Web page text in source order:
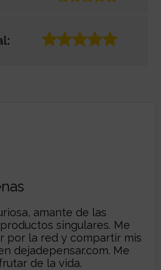
amante de las
singulares. Me
por la red y compartir mis
dejadepensar.com. Me
de la vida.